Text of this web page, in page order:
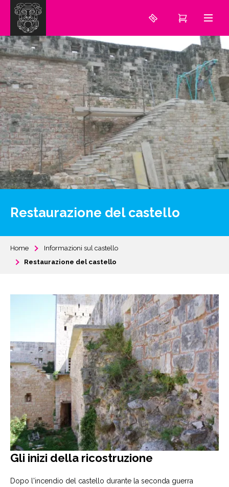
Restaurazione del castello
Home
Informazioni sul castello
Restaurazione del castello
Gli inizi della ricostruzione
Dopo l'incendio del castello durante la seconda guerra